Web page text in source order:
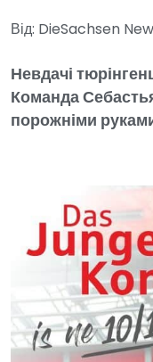
Від: DieSachsen
Невдачі
Команда
порожніми